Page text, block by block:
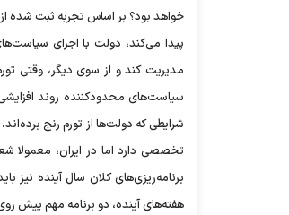
خواهد بود؟ بر اساس تجربه ثبت شده از
پیدا می‌کند، دولت با اجرای
مدیریت کند و از سوی دیگر، وقتی
سیاست‌های محدودکننده روند
شرایطی که دولت‌ها از تورم رنج
تخصصی دارد اما در ایران، معمولا
برنامه‌ریزی‌های کلان سال آینده نیز
هفته‌های آینده، دو برنامه مهم پیش